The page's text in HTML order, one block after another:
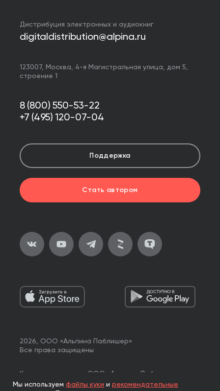
Дистрибуция электронных и аудиокниг
digitaldistribution@alpina.ru
123007, Москва
4-я Магистральная улица, дом 5,
строение 1
8 (800) 550-53-22
+7 (495) 120-07-04
Поддержка
Стать автором
2026, ООО «Альпина Паблишер»
Все права защищены
Книги реализуются ООО «Альпина Паблишер»
по договору комиссии с ООО «Альпина нон-фикшн»,
Мы используем файлы куки и рекомендательные